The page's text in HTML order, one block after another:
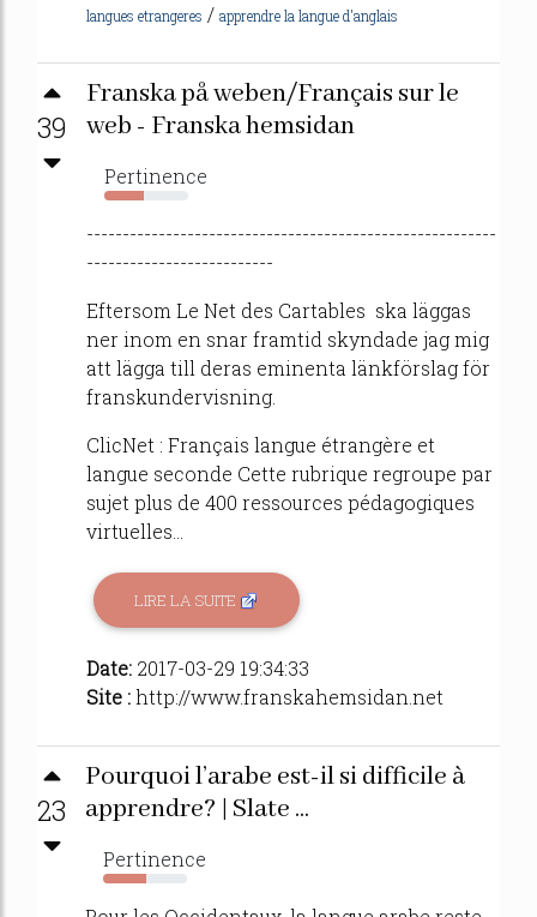
langues etrangeres / apprendre la langue d'anglais
39
Franska på weben/Français sur le
web - Franska hemsidan
Pertinence
47%
---------------------------------------------------------
--------------------------
Eftersom Le Net des Cartables ska läggas
ner inom en snar framtid skyndade jag mig
att lägga till deras eminenta länkförslag för
franskundervisning.
ClicNet : Français langue étrangère et
langue seconde Cette rubrique regroupe par
sujet plus de 400 ressources pédagogiques
virtuelles...
LIRE LA SUITE
Date: 2017-03-29 19:34:33
Site :http://www.franskahemsidan.net
23
Pourquoi l’arabe est-il si difficile à
apprendre? | Slate ...
Pertinence
51%